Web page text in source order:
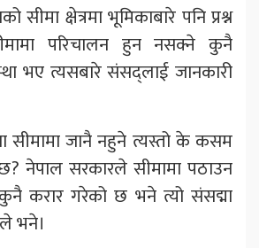
सीमा क्षेत्रमा भूमिकाबारे पनि प्रश्न
परिचालन हुन नसक्ने कुनै
भए त्यसबारे संसद्लाई जानकारी
सीमामा जानै नहुने त्यस्तो के कसम
नेपाल सरकारले सीमामा पठाउन
करार गरेको छ भने त्यो संसद्मा
भने।